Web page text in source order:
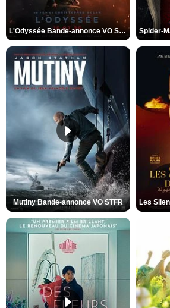
L'Odyssée Bande-annonce VO STFR
Mutiny Bande-annonce VO STFR